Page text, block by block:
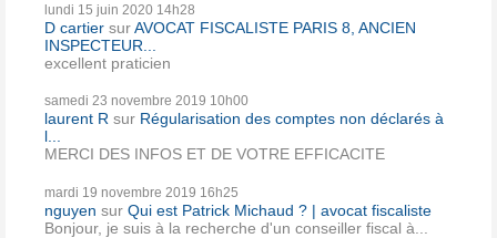
lundi 15 juin 2020 14h28
D cartier surAVOCAT FISCALISTE PARIS 8, ANCIEN
INSPECTEUR...
excellent praticien
samedi 23 novembre 2019 10h00
laurent R sur Régularisation des comptes non déclarés à
l...
MERCI DES INFOS ET DE VOTRE EFFICACITE
mardi 19 novembre 2019 16h25
nguyen sur Qui est Patrick Michaud ? | avocat fiscaliste
Bonjour, je suis à la recherche d'un conseiller fiscal à...